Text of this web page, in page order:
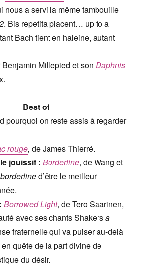
nous a servi la même tambouille
. Bis repetita placent… up to a
Bach tient en haleine, autant
Benjamin Millepied et sonDaphnis
Best of
pourquoi on reste assis à regarder
rouge, de James Thierré.
jouissif : Borderline, de Wang et
borderlined’être le meilleur
: Borrowed Light, de Tero Saarinen,
avec ses chants Shakersa
fraternelle qui va puiser au-delà
en quête de la part divine de
du désir.